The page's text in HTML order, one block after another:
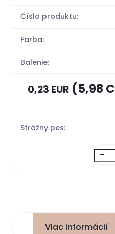
Číslo produktu:
Farba:
Balenie:
0,23 EUR(5,98
Strážny pes:
-
Viac informácií